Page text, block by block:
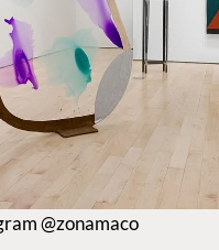
@zonamaco